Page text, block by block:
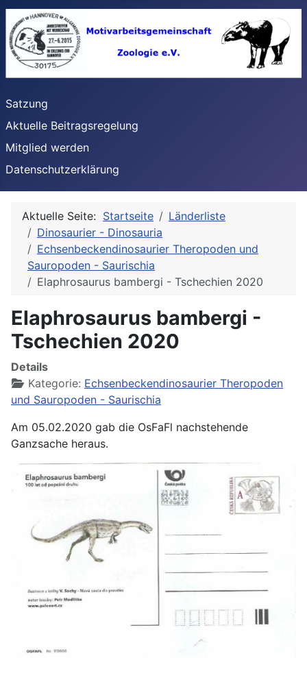
Satzung
Aktuelle Beitragsregelung
Mitglied werden
Datenschutzerklärung
Aktuelle Seite: Startseite
Länderliste
Dinosaurier - Dinosauria
Echsenbeckendinosaurier Theropoden und
Sauropoden - Saurischia
Elaphrosaurus bambergi - Tschechien 2020
Elaphrosaurus bambergi -
Tschechien 2020
Details
Kategorie: Echsenbeckendinosaurier Theropoden
und Sauropoden - Saurischia
Am 05.02.2020 gab die OsFaFl nachstehende
Ganzsache heraus.